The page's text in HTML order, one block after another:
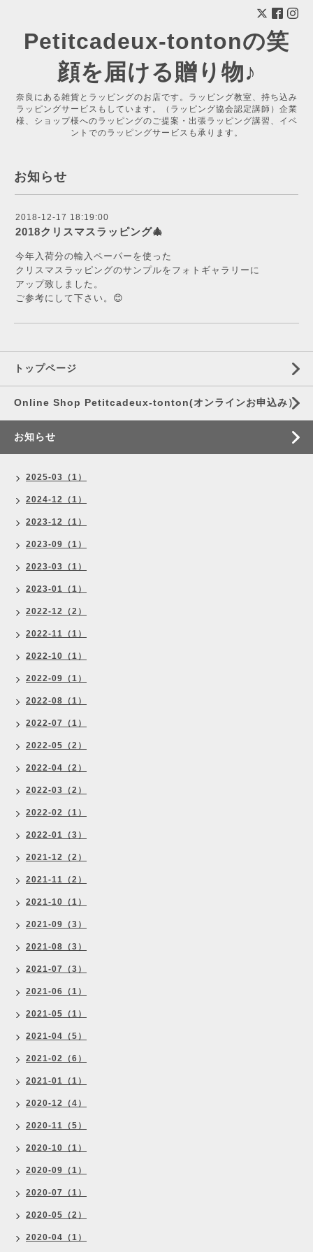
Petitcadeux-tontonの笑
顔を届ける贈り物♪
奈良にある雑貨とラッピングのお店です。ラッピング教室、持ち込み
ラッピングサービスもしています。（ラッピング協会認定講師）企業
様、ショップ様へのラッピングのご提案・出張ラッピング講習、イベ
ントでのラッピングサービスも承ります。
お知らせ
2018-12-17 18:19:00
2018クリスマスラッピング🎄
今年入荷分の輸入ペーパーを使った
クリスマスラッピングのサンプルをフォトギャラリーに
アップ致しました。
ご参考にして下さい。😊
トップページ
Online Shop Petitcadeux-tonton(オンラインお申込み）
お知らせ
2025-03（1）
2024-12（1）
2023-12（1）
2023-09（1）
2023-03（1）
2023-01（1）
2022-12（2）
2022-11（1）
2022-10（1）
2022-09（1）
2022-08（1）
2022-07（1）
2022-05（2）
2022-04（2）
2022-03（2）
2022-02（1）
2022-01（3）
2021-12（2）
2021-11（2）
2021-10（1）
2021-09（3）
2021-08（3）
2021-07（3）
2021-06（1）
2021-05（1）
2021-04（5）
2021-02（6）
2021-01（1）
2020-12（4）
2020-11（5）
2020-10（1）
2020-09（1）
2020-07（1）
2020-05（2）
2020-04（1）